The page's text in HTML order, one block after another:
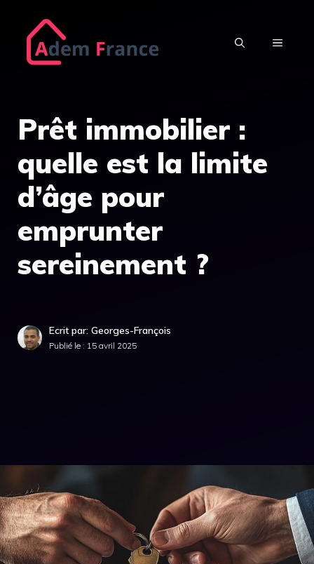
contenu
MENU
Prêt immobilier :
quelle est la limite
d’âge pour
emprunter
sereinement ?
Ecrit par: Georges-François
Publié le : 15 avril 2025